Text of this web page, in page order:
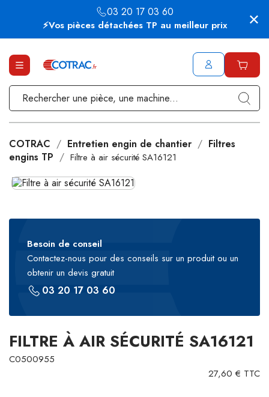
⚡Vos pièces détachées TP au meilleur prix
03 20 17 03 60
COTRAC Entretien engin de chantier
Filtres
engins TP
Filtre à air sécurité SA16121
Besoin de conseil
Contactez-nous pour des conseils sur un produit ou un
obtenir un devis gratuit
03 20 17 03 60
FILTRE À AIR SÉCURITÉ SA16121
C0500955
27,60 € TTC